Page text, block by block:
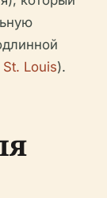
Louis).